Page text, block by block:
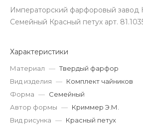
Императорский фарфоровый завод
Семейный Красный петух арт.
Характеристики
Материал — Твердый фарфор
Вид изделия — Комплект чайников
Форма — Семейный
Автор формы — Криммер Э.М.
Вид рисунка — Красный петух